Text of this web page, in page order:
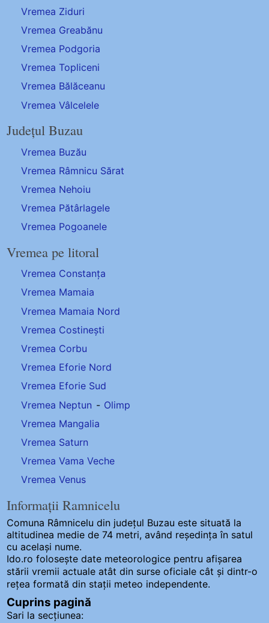
Vremea Ziduri
Vremea Greabănu
Vremea Podgoria
Vremea Topliceni
Vremea Bălăceanu
Vremea Vâlcelele
Județul Buzau
Vremea Buzău
Vremea Râmnicu Sărat
Vremea Nehoiu
Vremea Pătârlagele
Vremea Pogoanele
Vremea pe litoral
Vremea Constanța
Vremea Mamaia
Vremea Mamaia Nord
Vremea Costinești
Vremea Corbu
Vremea Eforie Nord
Vremea Eforie Sud
Vremea Neptun - Olimp
Vremea Mangalia
Vremea Saturn
Vremea Vama Veche
Vremea Venus
Informații Ramnicelu
Comuna Râmnicelu din județul Buzau este situată la
altitudinea medie de 74 metri, având reședința în satul
cu același nume.
Ido.ro folosește date meteorologice pentru afișarea
stării vremii actuale atât din surse oficiale cât și dintr-o
rețea formată din stații meteo independente.
Cuprins pagină
Sari la secțiunea: